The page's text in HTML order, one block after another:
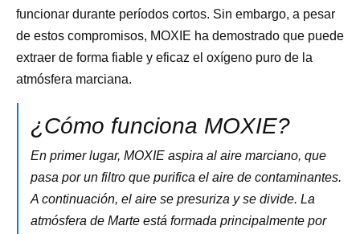
funcionar durante períodos cortos. Sin embargo, a pesar
de estos compromisos, MOXIE ha demostrado que puede
extraer de forma fiable y eficaz el oxígeno puro de la
atmósfera marciana.
¿Cómo funciona MOXIE?
En primer lugar, MOXIE aspira al aire marciano, que
pasa por un filtro que purifica el aire de contaminantes.
A continuación, el aire se presuriza y se divide. La
atmósfera de Marte está formada principalmente por